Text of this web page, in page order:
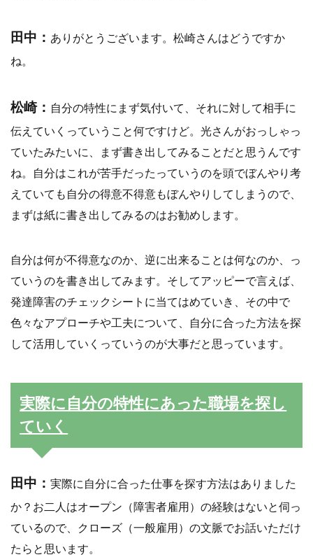
田中： ありがとうございます。松崎さんはどうですか
ね。
松崎： 自分の特性にまず気付いて、それに対して相手に
伝えていくっていうこと何ですけど。光さんがおっしゃっ
ていたみたいに、まず書き出してみることだと思うんです
ね。自分はこれが苦手だったっていうのを頭でぼんやり考
えていても自分の得意不得意もぼんやりしてしまうので、
まずは紙に書き出してみるのはお勧めします。
自分は何が不得意なのか、逆に出来ることは何なのか、っ
ていうのを書き出してみます。そしてアッピーで言えば、
発達障害のチェックシートに当てはめていき、その中で
色々なアプローチや工夫について、自分に合った方法を探
して活用していくっていうのが大事だと思っています。
実際に自分の特性にあった職場を探し
ていく
田中： 実際に自分に合った仕事を探す方法はありました
か？お二人はオープン（障害者雇用）の経験はないと伺っ
ているので、クローズ（一般雇用）の文脈でお話いただけ
たらと思います。